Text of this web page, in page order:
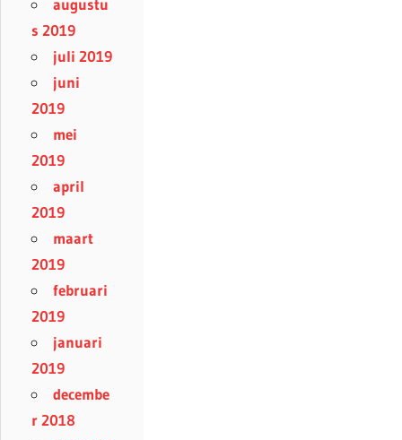
s 2019
juli 2019
juni
2019
mei
2019
april
2019
maart
2019
februari
2019
januari
2019
decembe
r 2018